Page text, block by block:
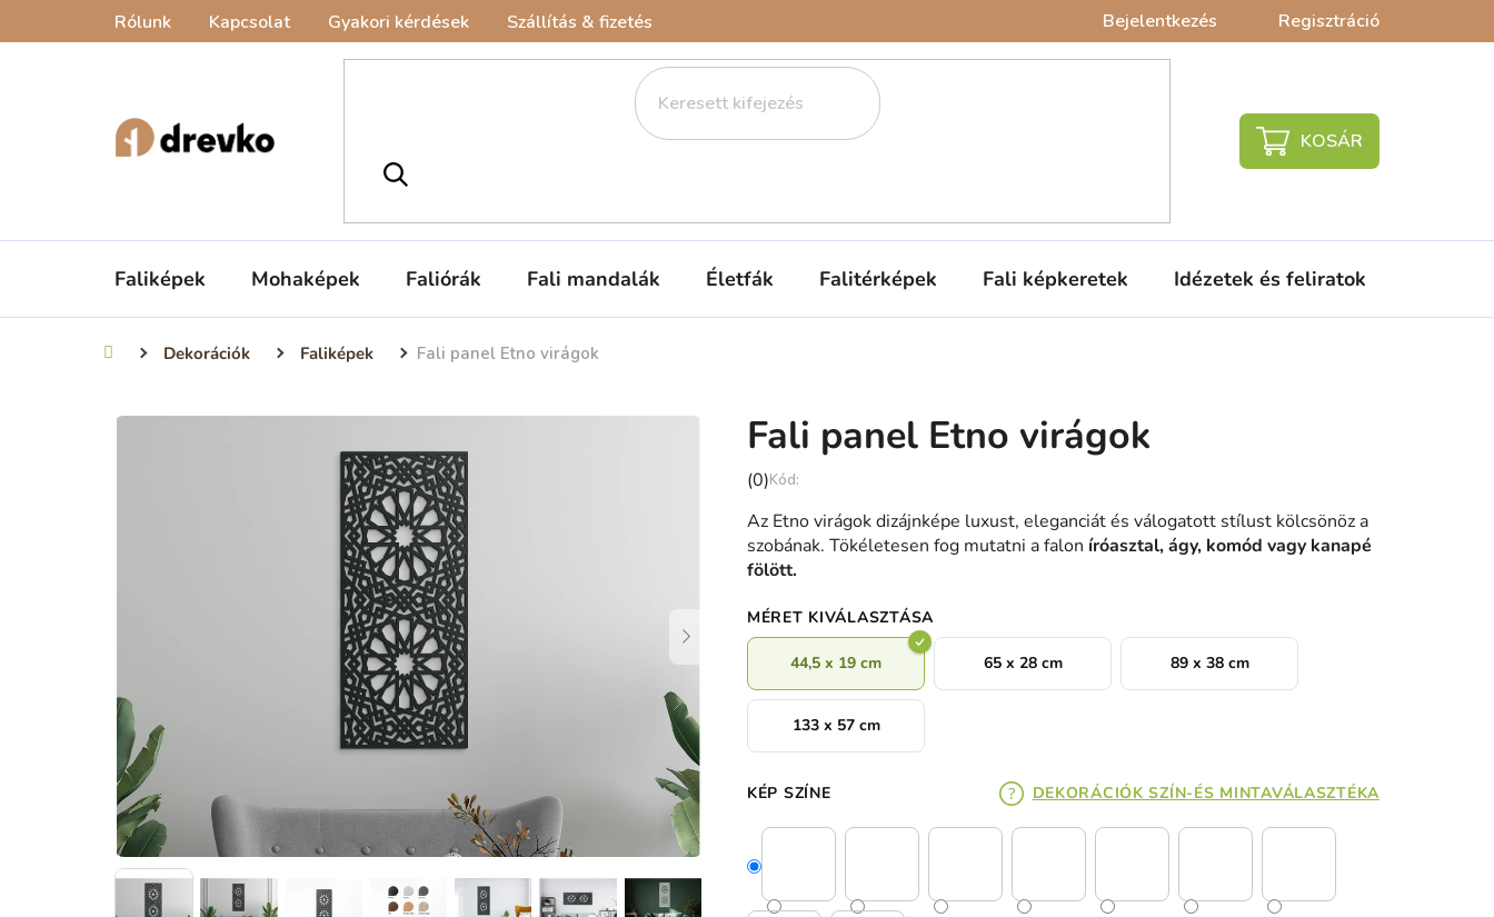
Rólunk Kapcsolat Gyakori kérdések Szállítás & fizetés Bejelentkezés Regisztráció
KOSÁR
Faliképek Mohaképek Faliórák Fali mandalák Életfák Falitérképek Fali képkeretek Idézetek és feliratok
KezdőlapDekorációk Faliképek Fali panel Etno virágok
Fali panel Etno virágok
A
átlagos
értékelése
5-
ből
0,0
csillag.
(0)
Az Etno virágok dizájnképe luxust, eleganciát és válogatott stílust kölcsönöz a
szobának. Tökéletesen fog mutatni a falon íróasztal, ágy, komód vagy kanapé
fölött.
MÉRET KIVÁLASZTÁSA
44,5 x 19 cm 65 x 28 cm 89 x 38 cm
133 x 57 cm
KÉP SZÍNE DEKORÁCIÓK SZÍN-ÉS MINTAVÁLASZTÉKA